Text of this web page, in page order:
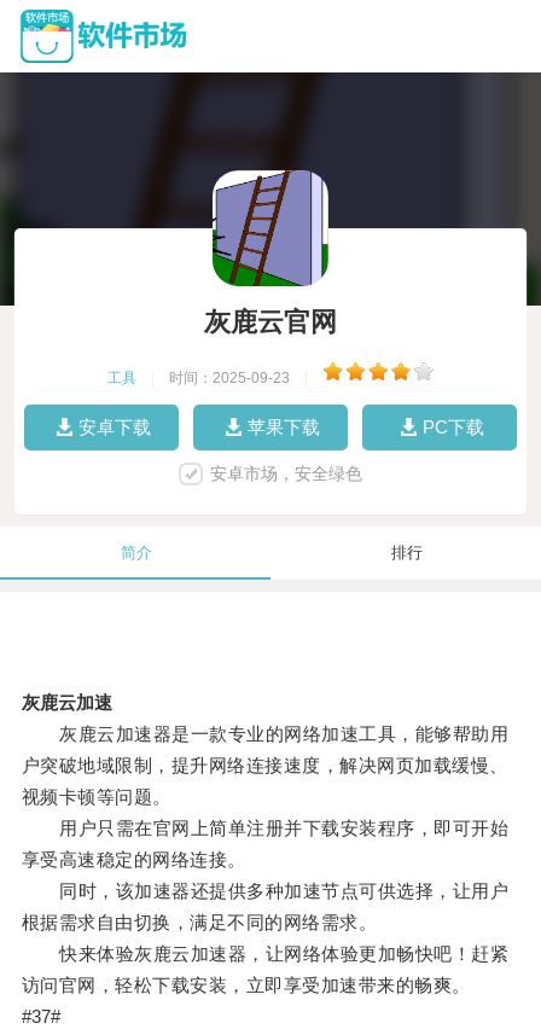
灰鹿云官网
工具 时间：2025-09-23
安卓下载 苹果下载 PC下载
安卓市场，安全绿色
简介 排行
灰鹿云加速
灰鹿云加速器是一款专业的网络加速工具，能够帮助用
户突破地域限制，提升网络连接速度，解决网页加载缓慢、
视频卡顿等问题。
用户只需在官网上简单注册并下载安装程序，即可开始
享受高速稳定的网络连接。
同时，该加速器还提供多种加速节点可供选择，让用户
根据需求自由切换，满足不同的网络需求。
快来体验灰鹿云加速器，让网络体验更加畅快吧！赶紧
访问官网，轻松下载安装，立即享受加速带来的畅爽。
#37#